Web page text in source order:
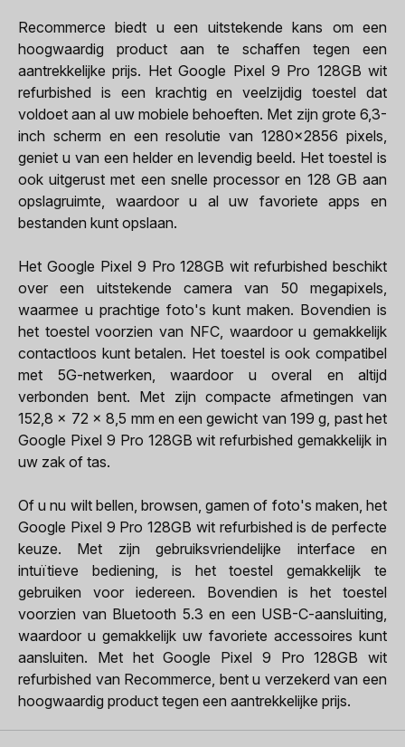
Recommerce biedt u een uitstekende kans om een
hoogwaardig product aan te schaffen tegen een
aantrekkelijke prijs. Het Google Pixel 9 Pro 128GB wit
refurbished is een krachtig en veelzijdig toestel dat
voldoet aan al uw mobiele behoeften. Met zijn grote 6,3-
inch scherm en een resolutie van 1280x2856 pixels,
geniet u van een helder en levendig beeld. Het toestel is
ook uitgerust met een snelle processor en 128 GB aan
opslagruimte, waardoor u al uw favoriete apps en
bestanden kunt opslaan.
Het Google Pixel 9 Pro 128GB wit refurbished beschikt
over een uitstekende camera van 50 megapixels,
waarmee u prachtige foto's kunt maken. Bovendien is
het toestel voorzien van NFC, waardoor u gemakkelijk
contactloos kunt betalen. Het toestel is ook compatibel
met 5G-netwerken, waardoor u overal en altijd
verbonden bent. Met zijn compacte afmetingen van
152,8 x 72 x 8,5 mm en een gewicht van 199 g, past het
Google Pixel 9 Pro 128GB wit refurbished gemakkelijk in
uw zak of tas.
Of u nu wilt bellen, browsen, gamen of foto's maken, het
Google Pixel 9 Pro 128GB wit refurbished is de perfecte
keuze. Met zijn gebruiksvriendelijke interface en
intuïtieve bediening, is het toestel gemakkelijk te
gebruiken voor iedereen. Bovendien is het toestel
voorzien van Bluetooth 5.3 en een USB-C-aansluiting,
waardoor u gemakkelijk uw favoriete accessoires kunt
aansluiten. Met het Google Pixel 9 Pro 128GB wit
refurbished van Recommerce, bent u verzekerd van een
hoogwaardig product tegen een aantrekkelijke prijs.